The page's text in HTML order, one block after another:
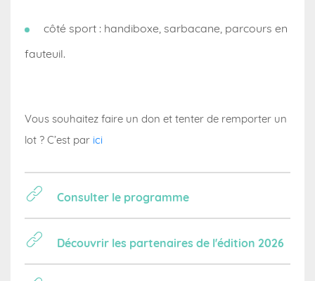
côté sport : handiboxe, sarbacane, parcours en
fauteuil.
Vous souhaitez faire un don et tenter de remporter un
lot ? C’est par ici
Consulter le programme
Découvrir les partenaires de l'édition 2026